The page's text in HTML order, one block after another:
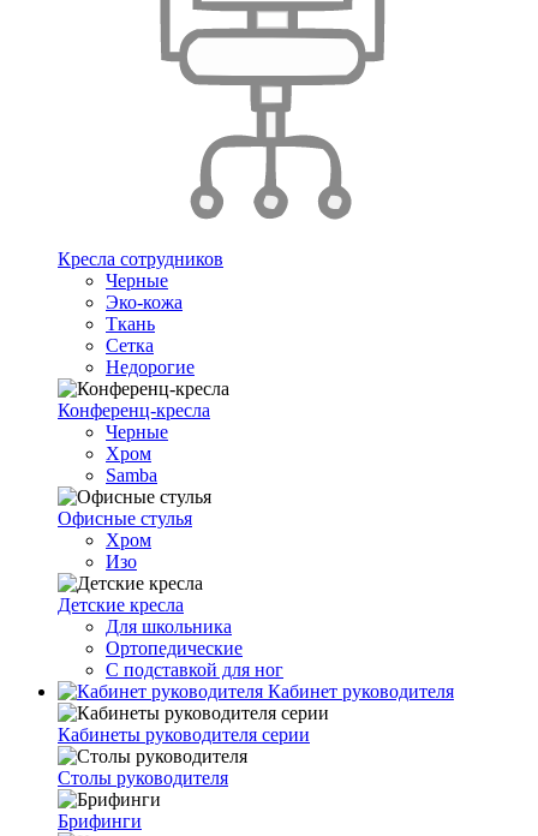
Кресла сотрудников
Черные
Эко-кожа
Ткань
Сетка
Недорогие
Конференц-кресла
Черные
Хром
Samba
Офисные стулья
Хром
Изо
Детские кресла
Для школьника
Ортопедические
С подставкой для ног
Кабинет руководителя
Кабинеты руководителя серии
Столы руководителя
Брифинги